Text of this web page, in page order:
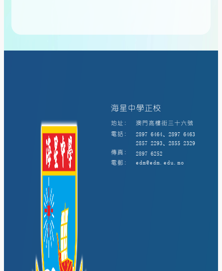
海星中學正校
地址:
澳門高樓街三十六號
電話:
2897 6464、2897 6463
2857 2293、2855 2329
傳真:
2897 6252
電郵:
edm@edm.edu.mo